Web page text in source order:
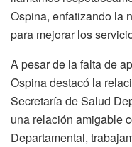
Ospina, enfatizando la
para mejorar los
A pesar de la falta de
Ospina destacó la
Secretaría de Salud
una relación amigable
Departamental,